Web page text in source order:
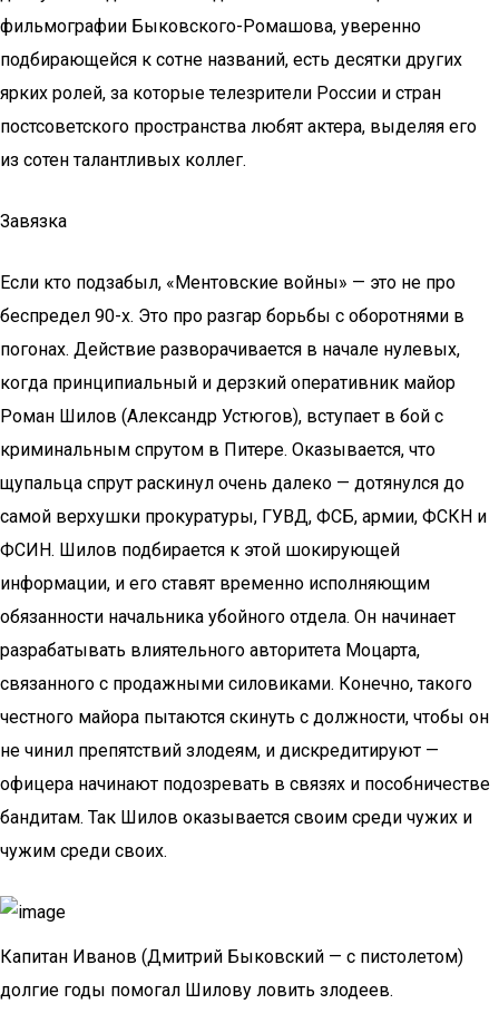
фильмографии Быковского-Ромашова, уверенно
подбирающейся к сотне названий, есть десятки других
ярких ролей, за которые телезрители России и стран
постсоветского пространства любят актера, выделяя его
из сотен талантливых коллег.
Завязка
Если кто подзабыл, «Ментовские войны» — это не про
беспредел 90-х. Это про разгар борьбы с оборотнями в
погонах. Действие разворачивается в начале нулевых,
когда принципиальный и дерзкий оперативник майор
Роман Шилов (Александр Устюгов), вступает в бой с
криминальным спрутом в Питере. Оказывается, что
щупальца спрут раскинул очень далеко — дотянулся до
самой верхушки прокуратуры, ГУВД, ФСБ, армии, ФСКН и
ФСИН. Шилов подбирается к этой шокирующей
информации, и его ставят временно исполняющим
обязанности начальника убойного отдела. Он начинает
разрабатывать влиятельного авторитета Моцарта,
связанного с продажными силовиками. Конечно, такого
честного майора пытаются скинуть с должности, чтобы он
не чинил препятствий злодеям, и дискредитируют —
офицера начинают подозревать в связях и пособничестве
бандитам. Так Шилов оказывается своим среди чужих и
чужим среди своих.
Капитан Иванов (Дмитрий Быковский — с пистолетом)
долгие годы помогал Шилову ловить злодеев.